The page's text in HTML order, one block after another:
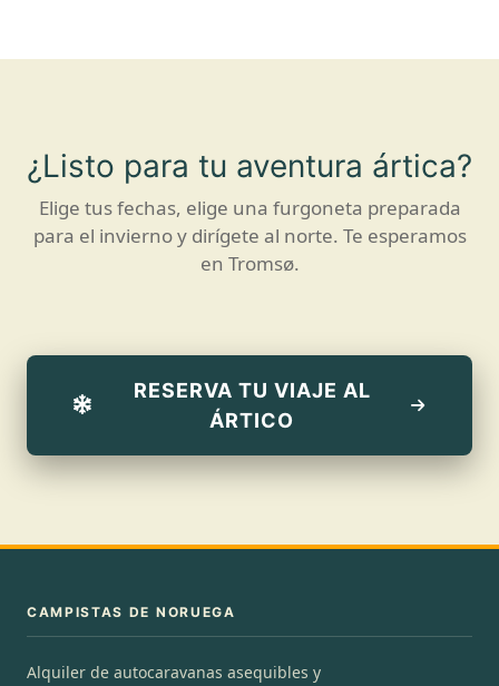
¿Listo para tu aventura ártica?
Elige tus fechas, elige una furgoneta preparada
para el invierno y dirígete al norte. Te esperamos
en Tromsø.
RESERVA TU VIAJE AL
ÁRTICO
CAMPISTAS DE NORUEGA
Alquiler de autocaravanas asequibles y